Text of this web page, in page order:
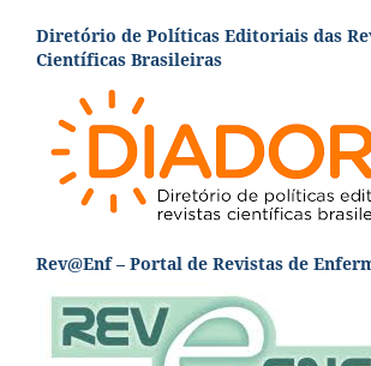
Diretório de Políticas Editoriais das
Científicas Brasileiras
Rev@Enf – Portal de Revistas de